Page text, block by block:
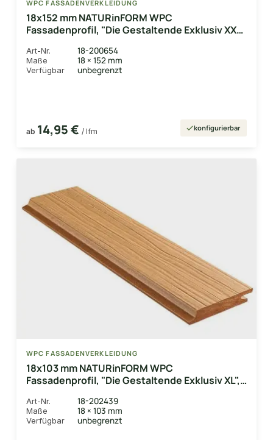
WPC FASSADENVERKLEIDUNG
18x152 mm NATURinFORM WPC
Fassadenprofil, "Die Gestaltende Exklusiv XXL"
148mm
Art-Nr. 18-200654
Maße 18 × 152 mm
Verfügbar unbegrenzt
ab 14,95 € / lfm konfigurierbar
WPC FASSADENVERKLEIDUNG
18x103 mm NATURinFORM WPC
Fassadenprofil, "Die Gestaltende Exklusiv XL",
Deckmaß: 99mm
Art-Nr. 18-202439
Maße 18 × 103 mm
Verfügbar unbegrenzt